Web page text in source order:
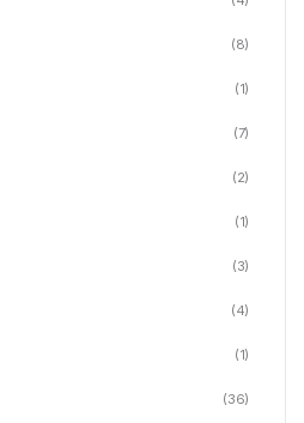
(8)
(1)
(7)
(2)
(1)
(3)
(4)
(1)
(36)